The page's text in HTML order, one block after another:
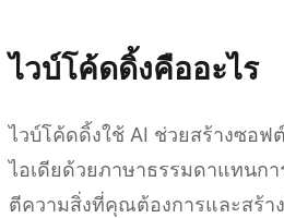
ไวบ์โค้ดดิ้งคืออะไร
ไวบ์โค้ดดิ้งใช้ AI ช่วยสร้างซอ
ไอเดียด้วยภาษาธรรมดาแทนกา
ตีความสิ่งที่คุณต้องการและสร้า